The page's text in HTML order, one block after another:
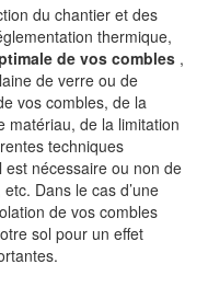
du chantier et des
thermique,
de vos combles ,
de verre ou de
vos combles, de la
matériau, de la limitation
techniques
est nécessaire ou non de
Dans le cas d’une
de vos combles
sol pour un effet